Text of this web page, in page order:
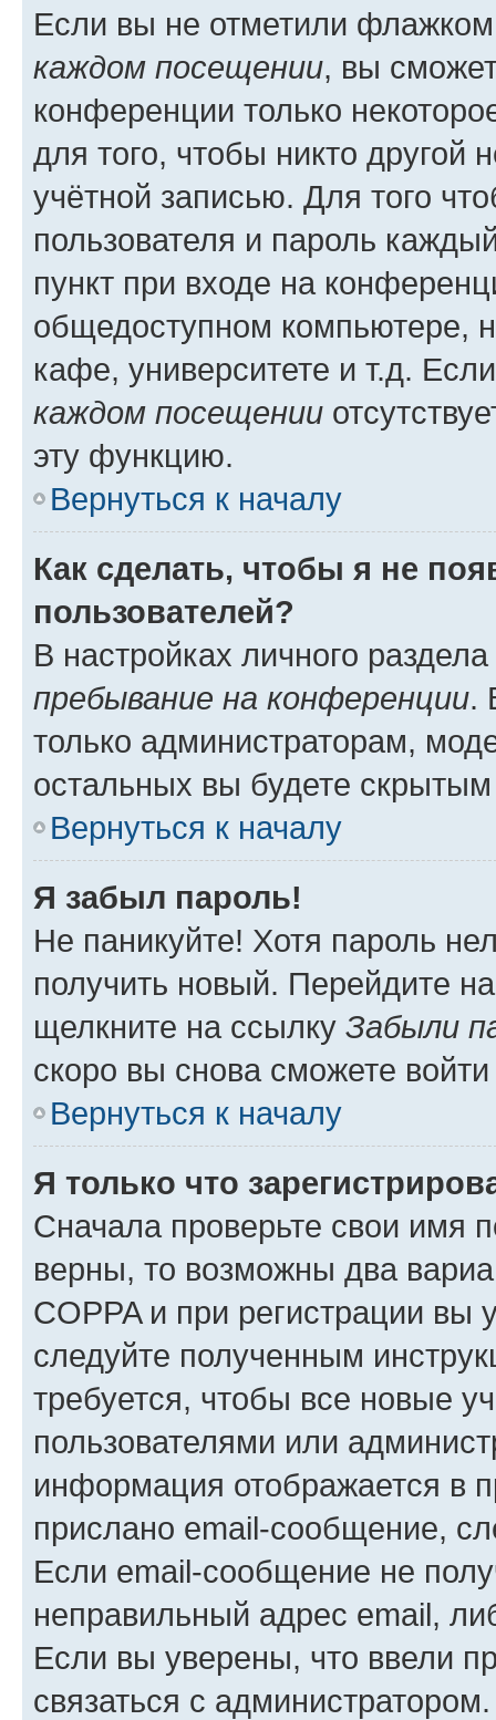
Если вы не отметили
каждом посещении, вы
конференции только
для того, чтобы никто другой
учётной записью. Для того
пользователя и пароль
пункт при входе на
общедоступном компьютере,
кафе, университете и т.д.
каждом посещении
эту функцию.
Вернуться к началу
Как сделать, чтобы я не
пользователей?
В настройках личного
пребывание на конференции.
только администраторам,
остальных вы будете
Вернуться к началу
Я забыл пароль!
Не паникуйте! Хотя пароль
получить новый. Перейдите
щелкните на ссылку Забыли
скоро вы снова сможете
Вернуться к началу
Я только что
Сначала проверьте свои имя
верны, то возможны два
COPPA и при регистрации вы
следуйте полученным
требуется, чтобы все новые
пользователями или
информация отображается в
прислано email-сообщение,
Если email-сообщение не
неправильный адрес email,
Если вы уверены, что ввели
связаться с администратором.